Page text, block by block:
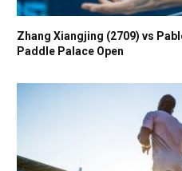
Zhang Xiangjing (2709) vs
Paddle Palace Open